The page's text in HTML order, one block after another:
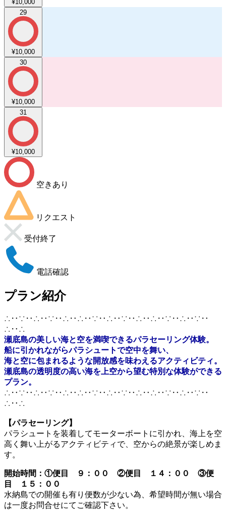
¥10,000
29
¥10,000
30
¥10,000
31
¥10,000
空きあり
リクエスト
受付終了
電話確認
プラン紹介
∴‥∵‥∴‥∵‥∴‥∴‥∵‥∴‥∵‥∴‥∴‥∵‥∴‥∵‥
∴‥∴
瀬底島の美しい海と空を満喫できるパラセーリング体験。
船に引かれながらパラシュートで空中を舞い、
海と空に包まれるような開放感を味わえるアクティビティ。
瀬底島の透明度の高い海を上空から望む特別な体験ができる
プラン。
∴‥∵‥∴‥∵‥∴‥∴‥∵‥∴‥∵‥∴‥∴‥∵‥∴‥∵‥
∴‥∴
【パラセーリング】
パラシュートを装着してモーターボートに引かれ、海上を空
高く舞い上がるアクティビティで、空からの絶景が楽しめま
す。
開始時間：①便目 ９：００ ②便目 １４：００ ③便
目 １５：００
水納島での開催も有り便数が少ない為、希望時間が無い場合
は一度お問合せにてご確認下さい。